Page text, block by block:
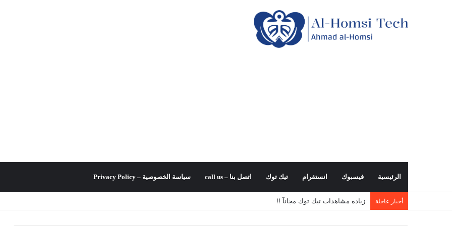
الرئيسية فيسبوك انستقرام تيك توك اتصل بنا – call us سياسة الخصوصية – Privacy Policy
أخبار عاجلة زيادة مشاهدات تيك توك مجانآ !!